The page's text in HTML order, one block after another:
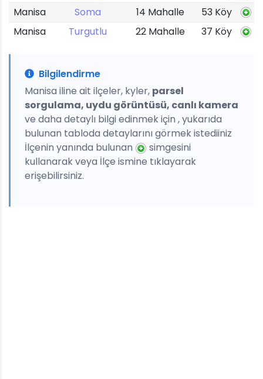
Manisa
Soma 14 Mahalle
53 Köy
Manisa
Turgutlu 22 Mahalle 37 Köy
Bilgilendirme
Manisa iline ait ilçeler, kyler, parsel
sorgulama, uydu görüntüsü, canlı kamera
ve daha detaylı bilgi edinmek için , yukarıda
bulunan tabloda detaylarını görmek istediiniz
İlçenin yanında bulunan
simgesini
kullanarak veya İlçe ismine tıklayarak
erişebilirsiniz.